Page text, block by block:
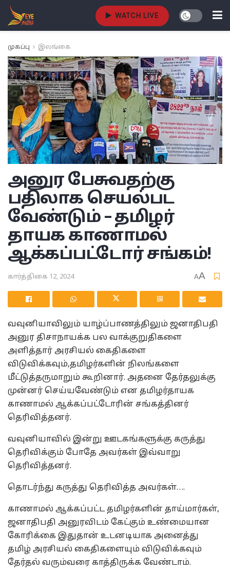
WATCH LIVE
முகப்பு இலங்கை
அனுர பேசுவதற்கு
பதிலாக செயல்பட
வேண்டும் – தமிழர்
தாயக காணாமல்
ஆக்கப்பட்டோர் சங்கம்!
கார்த்திகை 12, 2024 AA
வவுனியாவிலும் யாழ்ப்பாணத்திலும் ஜனாதிபதி
அனுர திசாநாயக்க பல வாக்குறுதிகளை
அளித்தார் அரசியல் கைதிகளை
விடுவிக்கவும்,தமிழர்களின் நிலங்களை
மீட்டுத்தருமாறும் கூறினார். அதனை தேர்தலுக்கு
முன்னர் செய்யவேண்டும் என தமிழர்தாயக
காணாமல் ஆக்கப்பட்டோரின் சங்கத்தினர்
தெரிவித்தனர்.
வவுனியாவில் இன்று ஊடகங்களுக்கு கருத்து
தெரிவிக்கும் போதே அவர்கள் இவ்வாறு
தெரிவித்தனர்.
தொடர்ந்து கருத்து தெரிவித்த அவர்கள்….
காணாமல் ஆக்கப்பட்ட தமிழர்களின் தாய்மார்கள்,
ஜனாதிபதி அனுரவிடம் கேட்கும் உண்மையான
கோரிக்கை இதுதான் உடனடியாக அனைத்து
தமிழ் அரசியல் கைதிகளையும் விடுவிக்கவும்
தேர்தல் வரும்வரை காத்திருக்க வேண்டாம்.